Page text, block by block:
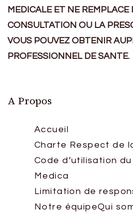
MEDICALE ET NE REMPLACE
CONSULTATION OU LA
VOUS POUVEZ OBTENIR
PROFESSIONNEL DE SANTE.
A Propos
Accueil
Charte Respect de
Code d’utilisation
Medica
Limitation de
Notre équipeQui